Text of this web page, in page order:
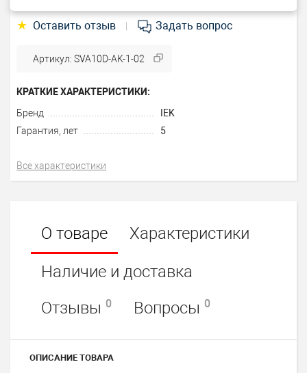
★ Оставить отзыв Задать вопрос
Артикул: SVA10D-AK-1-02
КРАТКИЕ ХАРАКТЕРИСТИКИ:
Бренд
IEK
Гарантия, лет
5
Все характеристики
О товаре
Характеристики
Наличие и доставка
Отзывы 0 Вопросы 0
ОПИСАНИЕ ТОВАРА